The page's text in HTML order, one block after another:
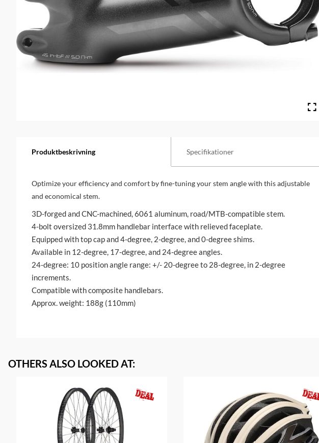
Produktbeskrivning Specifikationer
Optimize your efficiency and comfort by fine-tuning your stem angle with this adjustable
and economical stem.
3D-forged and CNC-machined, 6061 aluminum, road/MTB-compatible stem.
4-bolt oversized 31.8mm handlebar interface with relieved faceplate.
Equipped with top cap and 4-degree, 2-degree, and 0-degree shims.
Available in 12-degree, 17-degree, and 24-degree angles.
24-degree: 10 position angle range: +/- 20-degree to 28-degree, in 2-degree
increments.
Compatible with composite handlebars.
Approx. weight: 188g (110mm)
OTHERS ALSO LOOKED AT: